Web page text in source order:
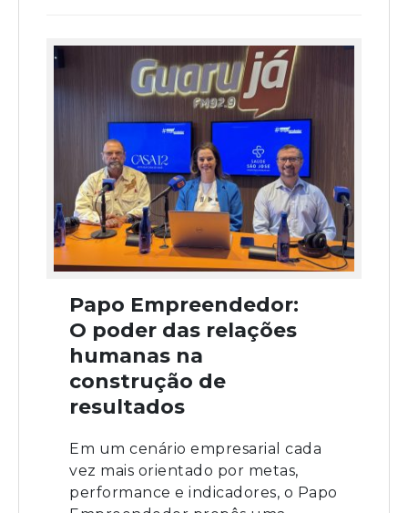
Papo Empreendedor:
O poder das relações
humanas na
construção de
resultados
Em um cenário empresarial cada
vez mais orientado por metas,
performance e indicadores, o Papo